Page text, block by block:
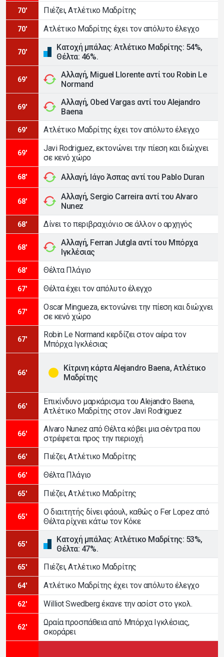
70' Πιέζει, Ατλέτικο Μαδρίτης
70' Ατλέτικο Μαδρίτης έχει τον απόλυτο έλεγχο
70'
Κατοχή μπάλας: Ατλέτικο Μαδρίτης: 54%,
Θέλτα: 46%.
69'
Αλλαγή, Miguel Llorente αντί του Robin Le
Normand
69'
Αλλαγή, Obed Vargas αντί του Alejandro
Baena
69' Ατλέτικο Μαδρίτης έχει τον απόλυτο έλεγχο
69'
Javi Rodriguez, εκτονώνει την πίεση και διώχνει
σε κενό χώρο
68' Αλλαγή, Ιάγο Άσπας αντί του Pablo Duran
68'
Αλλαγή, Sergio Carreira αντί του Alvaro
Nunez
68' Δίνει το περιβραχιόνιο σε άλλον ο αρχηγός
68'
Αλλαγή, Ferran Jutgla αντί του Μπόρχα
Ιγκλέσιας
68' Θέλτα Πλάγιο
67' Θέλτα έχει τον απόλυτο έλεγχο
67'
Oscar Mingueza, εκτονώνει την πίεση και διώχνει
σε κενό χώρο
67'
Robin Le Normand κερδίζει στον αέρα τον
Μπόρχα Ιγκλέσιας
66'
Κίτρινη κάρτα Alejandro Baena, Ατλέτικο
Μαδρίτης
66'
Επικίνδυνο μαρκάρισμα του Alejandro Baena,
Ατλέτικο Μαδρίτης στον Javi Rodriguez
66'
Alvaro Nunez από Θέλτα κόβει μια σέντρα που
στρέφεται προς την περιοχή.
66' Πιέζει, Ατλέτικο Μαδρίτης
66' Θέλτα Πλάγιο
65' Πιέζει, Ατλέτικο Μαδρίτης
65'
Ο διαιτητής δίνει φάουλ, καθώς ο Fer Lopez από
Θέλτα ρίχνει κάτω τον Κόκε
65'
Κατοχή μπάλας: Ατλέτικο Μαδρίτης: 53%,
Θέλτα: 47%.
65' Πιέζει, Ατλέτικο Μαδρίτης
64' Ατλέτικο Μαδρίτης έχει τον απόλυτο έλεγχο
62' Williot Swedberg έκανε την ασίστ στο γκολ.
62'
Ωραία προσπάθεια από Μπόρχα Ιγκλέσιας,
σκοράρει